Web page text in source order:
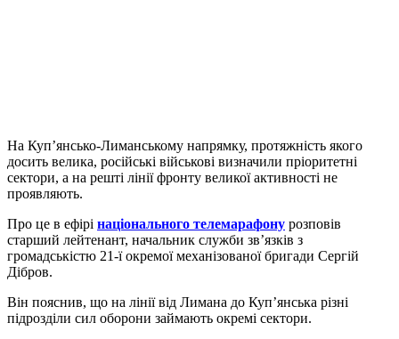
На Куп’янсько-Лиманському напрямку, протяжність якого
досить велика, російські військові визначили пріоритетні
сектори, а на решті лінії фронту великої активності не
проявляють.
Про це в ефірі національного телемарафону розповів
старший лейтенант, начальник служби зв’язків з
громадськістю 21-ї окремої механізованої бригади Сергій
Дібров.
Він пояснив, що на лінії від Лимана до Куп’янська різні
підрозділи сил оборони займають окремі сектори.